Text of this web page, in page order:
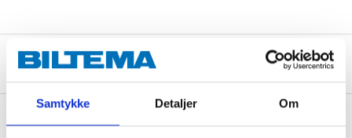
Samtykke Detaljer Om
Om produsenten